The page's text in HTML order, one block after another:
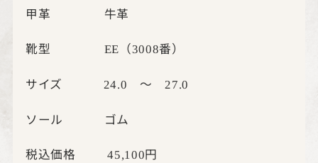
甲革 牛革
靴型 EE （3008番）
サイズ 24.0 ～27.0
ソール ゴム
税込価格45,100円